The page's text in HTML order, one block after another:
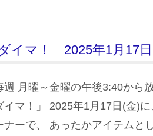
イマ！」2025年1月17
週 月曜～金曜の午後3:40から
イマ！」 2025年1月17日(金)
ナーで、 あったかアイテムと